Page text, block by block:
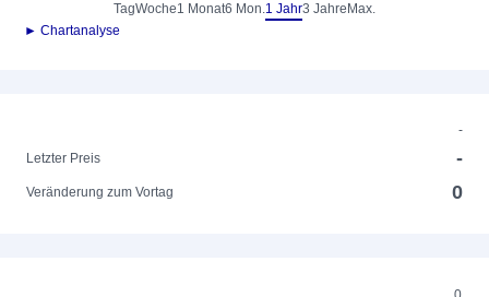
TagWoche1 Monat6 Mon.1 Jahr3 Jahre Max.
► Chartanalyse
-
Letzter Preis
-
Veränderung zum Vortag 0